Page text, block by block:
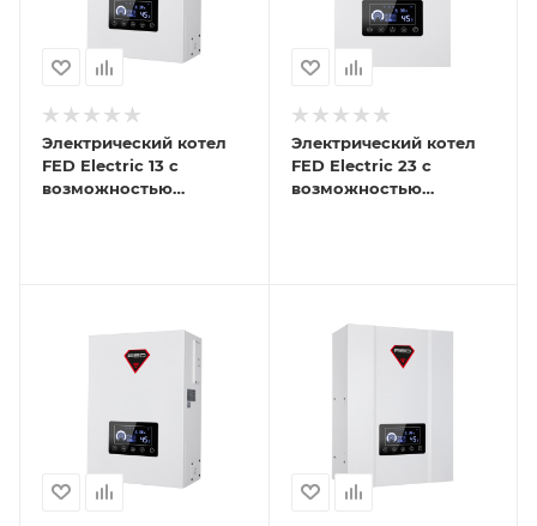
Электрический котел
FED Electric 13 с
возможностью
Электрический котел
FED Electric 23 с
возможностью